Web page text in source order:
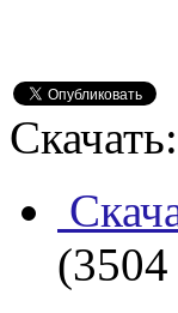
Скачать: